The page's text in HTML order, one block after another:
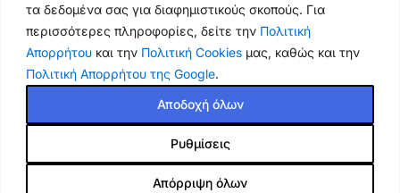
τα δεδομένα σας για διαφημιστικούς σκοπούς. Για
περισσότερες πληροφορίες, δείτε την Πολιτική
Απορρήτου και την Πολιτική Cookies μας, καθώς και την
Πολιτική Απορρήτου της Google.
Ρυθμίσεις
Απόρριψη όλων
Αποδοχή όλων
Τα καταστήματά μας θα παραμείνουν κλειστά από 13
παραγγελίες συνεχίζονται κανονικά και αποστέλλονται
ΔΩΡΕΑΝ ΑΠΟΣΤΟΛΗ
για παραγγελίες άνω των 35€
Copyright 2025 Powered by ThikiShop.
Θήκη Guess
metal logo
29.90€
Σε